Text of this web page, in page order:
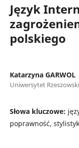
Język
polskiego
Katarzyna GARWOL
Uniwersytet
Słowa kluczowe:
poprawność,